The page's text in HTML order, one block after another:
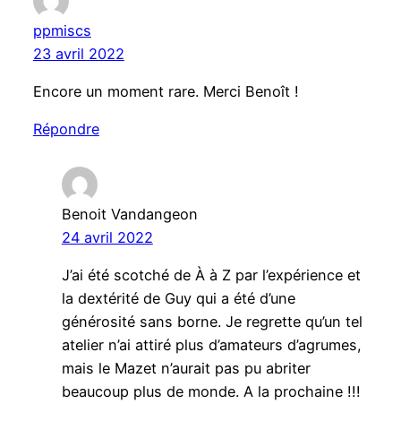
ppmiscs
23 avril 2022
Encore un moment rare. Merci Benoît !
Répondre
Benoit Vandangeon
24 avril 2022
J’ai été scotché de À à Z par l’expérience et
la dextérité de Guy qui a été d’une
générosité sans borne. Je regrette qu’un tel
atelier n’ai attiré plus d’amateurs d’agrumes,
mais le Mazet n’aurait pas pu abriter
beaucoup plus de monde. A la prochaine !!!